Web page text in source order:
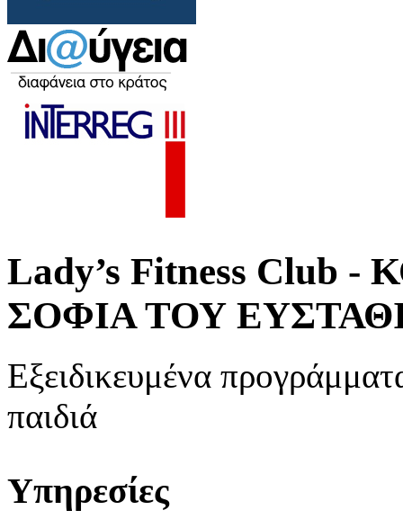
Lady’s Fitness
ΣΟΦΙΑ ΤΟΥ
Εξειδικευμένα
παιδιά
Υπηρεσίες